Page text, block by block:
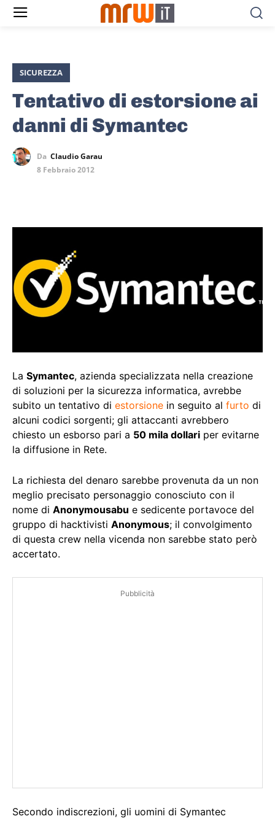
SICUREZZA
Tentativo di estorsione ai
danni di Symantec
Da Claudio Garau
8 Febbraio 2012
La Symantec, azienda specializzata nella creazione
di soluzioni per la sicurezza informatica, avrebbe
subito un tentativo di estorsione in seguito al furto di
alcuni codici sorgenti; gli attaccanti avrebbero
chiesto un esborso pari a 50 mila dollari per evitarne
la diffusione in Rete.
La richiesta del denaro sarebbe provenuta da un non
meglio precisato personaggio conosciuto con il
nome di Anonymousabu e sedicente portavoce del
gruppo di hacktivisti Anonymous; il convolgimento
di questa crew nella vicenda non sarebbe stato però
accertato.
Pubblicità
Secondo indiscrezioni, gli uomini di Symantec